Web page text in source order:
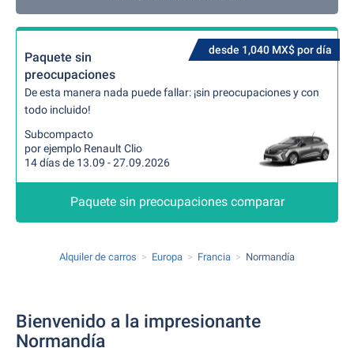
desde 1,040 MX$ por día
Paquete sin
preocupaciones
De esta manera nada puede fallar: ¡sin preocupaciones y con
todo incluido!
Subcompacto
por ejemplo Renault Clio
14 días de 13.09 - 27.09.2026
Paquete sin preocupaciones comparar
Alquiler de carros Europa Francia Normandía
Bienvenido a la impresionante
Normandía